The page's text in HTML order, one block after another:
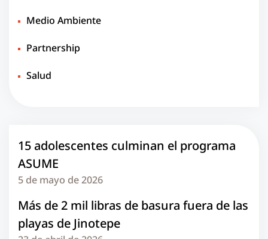
Medio Ambiente
Partnership
Salud
15 adolescentes culminan el programa
ASUME
5 de mayo de 2026
Más de 2 mil libras de basura fuera de las
playas de Jinotepe